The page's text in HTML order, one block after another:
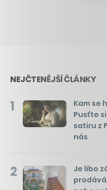
NEJČTENĚJŠÍ ČLÁNKY
1
Kam se
Pusťte
satiru z
nás
2
Je libo